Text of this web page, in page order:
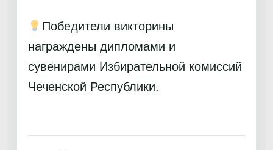
Победители викторины
награждены дипломами и
сувенирами Избирательной комиссий
Чеченской Республики.